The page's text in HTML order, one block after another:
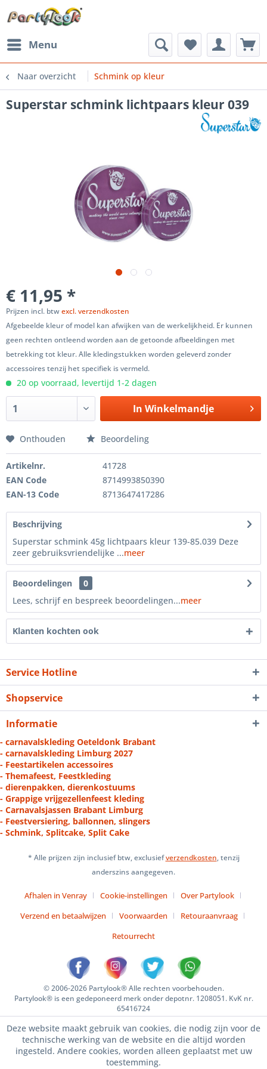
Menu
Naar overzicht Schmink op kleur
Superstar schmink lichtpaars kleur 039
€ 11,95 *
Prijzen incl. btwexcl. verzendkosten
Afgebeelde kleur of model kan afwijken van de werkelijkheid. Er kunnen
geen rechten ontleend worden aan de getoonde afbeeldingen met
betrekking tot kleur. Alle kledingstukken worden geleverd zonder
accessoires tenzij het specifiek is vermeld.
20 op voorraad, levertijd 1-2 dagen
In Winkelmandje
Onthouden Beoordeling
Artikelnr.
41728
EAN Code
8714993850390
EAN-13 Code
8713647417286
Beschrijving
Superstar schmink 45g lichtpaars kleur 139-85.039 Deze
zeer gebruiksvriendelijke ...meer
Beoordelingen
0
Lees, schrijf en bespreek beoordelingen...meer
Klanten kochten ook
Service Hotline
Shopservice
Informatie
- carnavalskleding Oeteldonk Brabant
- carnavalskleding Limburg 2027
- Feestartikelen accessoires
- Themafeest, Feestkleding
- dierenpakken, dierenkostuums
- Grappige vrijgezellenfeest kleding
- Carnavalsjassen Brabant Limburg
- Feestversiering, ballonnen, slingers
- Schmink, Splitcake, Split Cake
* Alle prijzen zijn inclusief btw, exclusiefverzendkosten, tenzij
anderszins aangegeven.
Afhalen in Venray Cookie-instellingen
Over Partylook
Verzend en betaalwijzen
Voorwaarden
Retouraanvraag
Retourrecht
© 2006-2026 Partylook® Alle rechten voorbehouden.
Partylook® is een gedeponeerd merk onder depotnr. 1208051. KvK nr.
65416724
Deze website maakt gebruik van cookies, die nodig zijn voor de
technische werking van de website en die altijd worden
ingesteld. Andere cookies, worden alleen geplaatst met uw
toestemming.